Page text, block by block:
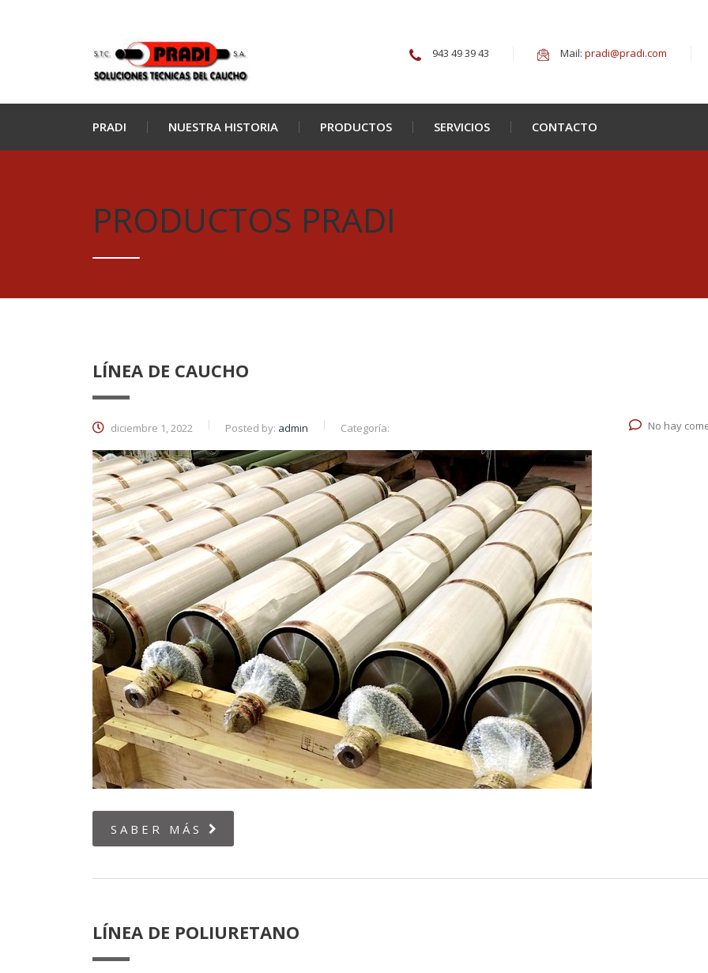
943 49 39 43 Mail: pradi@pradi.com
PRADI NUESTRA HISTORIA PRODUCTOS SERVICIOS CONTACTO
PRODUCTOS PRADI
LÍNEA DE CAUCHO
diciembre 1, 2022 Posted by: admin Categoría: No hay
SABER MÁS
LÍNEA DE POLIURETANO